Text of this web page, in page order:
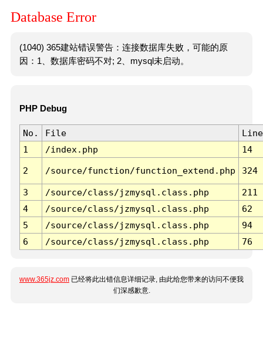
Database Error
(1040) 365建站错误警告：连接数据库失败，可能的原
因：1、数据库密码不对; 2、mysql未启动。
PHP Debug
No. File
Line
1
/index.php 14
2 /source/function/function_extend.php 324
3 /source/class/jzmysql.class.php
211
4
/source/class/jzmysql.class.php
62
5
/source/class/jzmysql.class.php
94
6
/source/class/jzmysql.class.php 76
www.365jz.com 已经将此出错信息详细记录, 由此给您带来的访问不便我
们深感歉意.